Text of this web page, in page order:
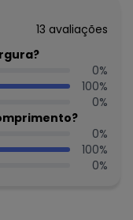
84.229.889/0001-
Não usar
13 avaliações
0%
100%
0%
0%
100%
0%